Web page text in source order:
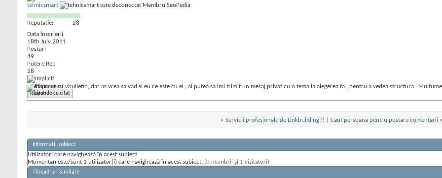
tehnicsmart Membru SeoPedia
Reputatie:
28
Data înscrierii
18th July 2011
Posturi
49
Putere Rep
28
Nam lucrat cu vbulletin, dar as vrea sa vad si eu ce este cu el , ai putea sa imi trimit un mesaj privat cu o tema la alegerea ta , pentru a vedea structura .
Răspunde cu citat
« Servicii profesionale de Linkbuilding !! Caut persoana pentru postare comentarii »
Informații subiect
Utilizatori care navighează în acest subiect
Momentan este/sunt 1 utilizator(i) care navighează în acest subiect. (0 membrii și 1 vizitatori)
Thread-uri Similare